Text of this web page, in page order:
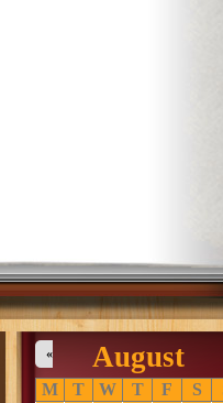
August
«
M T W T F S